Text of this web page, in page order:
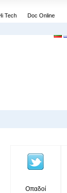
Tech Doc Online
Οπαδοί